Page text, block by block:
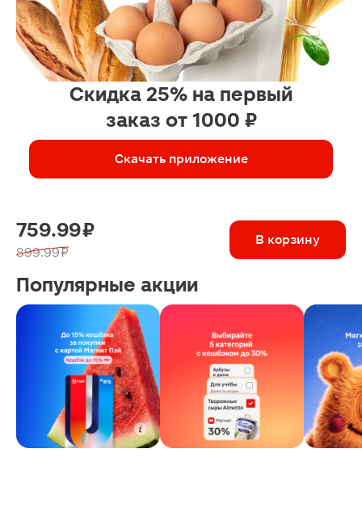
Скидка 25% на первый
заказ от 1000 ₽
Скачать приложение
759.99 ₽
899.99 ₽
В корзину
Популярные акции